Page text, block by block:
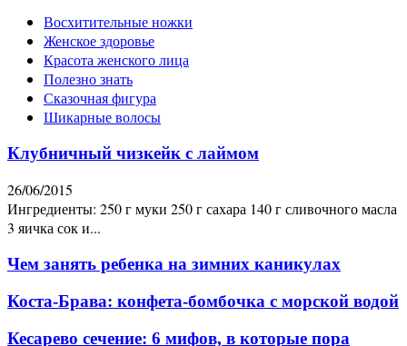
Восхитительные ножки
Женское здоровье
Красота женского лица
Полезно знать
Сказочная фигура
Шикарные волосы
Клубничный чизкейк с лаймом
26/06/2015
Ингредиенты: 250 г муки 250 г сахара 140 г сливочного масла
3 яичка сок и...
Чем занять ребенка на зимних каникулах
Коста-Брава: конфета-бомбочка с морской водой
Кесарево сечение: 6 мифов, в которые пора